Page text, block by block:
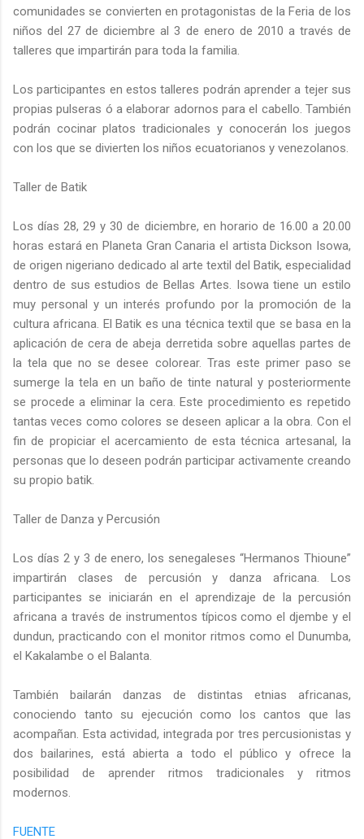
comunidades se convierten en protagonistas de la Feria de los
niños del 27 de diciembre al 3 de enero de 2010 a través de
talleres que impartirán para toda la familia.
Los participantes en estos talleres podrán aprender a tejer sus
propias pulseras ó a elaborar adornos para el cabello. También
podrán cocinar platos tradicionales y conocerán los juegos
con los que se divierten los niños ecuatorianos y venezolanos.
Taller de Batik
Los días 28, 29 y 30 de diciembre, en horario de 16.00 a 20.00
horas estará en Planeta Gran Canaria el artista Dickson Isowa,
de origen nigeriano dedicado al arte textil del Batik, especialidad
dentro de sus estudios de Bellas Artes. Isowa tiene un estilo
muy personal y un interés profundo por la promoción de la
cultura africana. El Batik es una técnica textil que se basa en la
aplicación de cera de abeja derretida sobre aquellas partes de
la tela que no se desee colorear. Tras este primer paso se
sumerge la tela en un baño de tinte natural y posteriormente
se procede a eliminar la cera. Este procedimiento es repetido
tantas veces como colores se deseen aplicar a la obra. Con el
fin de propiciar el acercamiento de esta técnica artesanal, la
personas que lo deseen podrán participar activamente creando
su propio batik.
Taller de Danza y Percusión
Los días 2 y 3 de enero, los senegaleses “Hermanos Thioune”
impartirán clases de percusión y danza africana. Los
participantes se iniciarán en el aprendizaje de la percusión
africana a través de instrumentos típicos como el djembe y el
dundun, practicando con el monitor ritmos como el Dunumba,
el Kakalambe o el Balanta.
También bailarán danzas de distintas etnias africanas,
conociendo tanto su ejecución como los cantos que las
acompañan. Esta actividad, integrada por tres percusionistas y
dos bailarines, está abierta a todo el público y ofrece la
posibilidad de aprender ritmos tradicionales y ritmos
modernos.
FUENTE